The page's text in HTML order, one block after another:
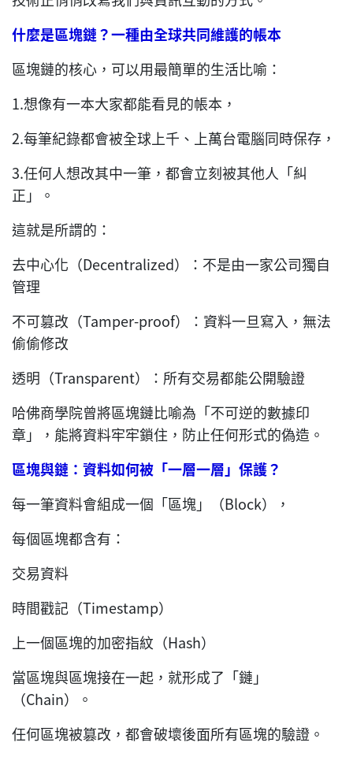
什麼是區塊鏈？一種由全球共同維護的帳本
區塊鏈的核心，可以用最簡單的生活比喻：
1.想像有一本大家都能看見的帳本，
2.每筆紀錄都會被全球上千、上萬台電腦同時保存，
3.任何人想改其中一筆，都會立刻被其他人「糾
正」。
這就是所謂的：
去中心化（Decentralized）：不是由一家公司獨自
管理
不可篡改（Tamper-proof）：資料一旦寫入，無法
偷偷修改
透明（Transparent）：所有交易都能公開驗證
哈佛商學院曾將區塊鏈比喻為「不可逆的數據印
章」，能將資料牢牢鎖住，防止任何形式的偽造。
區塊與鏈：資料如何被「一層一層」保護？
每一筆資料會組成一個「區塊」（Block），
每個區塊都含有：
交易資料
時間戳記（Timestamp）
上一個區塊的加密指紋（Hash）
當區塊與區塊接在一起，就形成了「鏈」
（Chain）。
任何區塊被篡改，都會破壞後面所有區塊的驗證。